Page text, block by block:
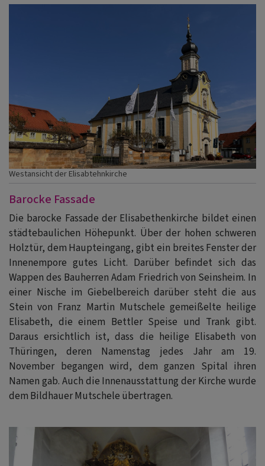
Westansicht der Elisabtehnkirche
Barocke Fassade
Die barocke Fassade der Elisabethenkirche bildet einen
städtebaulichen Höhepunkt. Über der hohen schweren
Holztür, dem Haupteingang, gibt ein breites Fenster der
Innenempore gutes Licht. Darüber befindet sich das
Wappen des Bauherren Adam Friedrich von Seinsheim. In
einer Nische im Giebelbereich darüber steht die aus
Stein von Franz Martin Mutschele gemeißelte heilige
Elisabeth, die einem Bettler Speise und Trank gibt.
Daraus ersichtlich ist, dass die heilige Elisabeth von
Thüringen, deren Namenstag jedes Jahr am 19.
November begangen wird, dem ganzen Spital ihren
Namen gab. Auch die Innenausstattung der Kirche wurde
dem Bildhauer Mutschele übertragen.